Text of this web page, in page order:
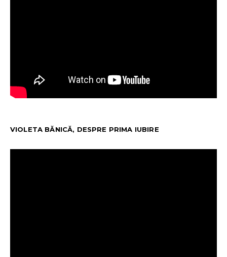
VIOLETA BĂNICĂ, DESPRE PRIMA IUBIRE